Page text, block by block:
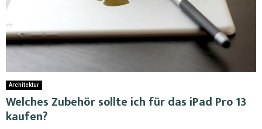
Architektur
Welches Zubehör sollte ich für das iPad Pro 13
kaufen?